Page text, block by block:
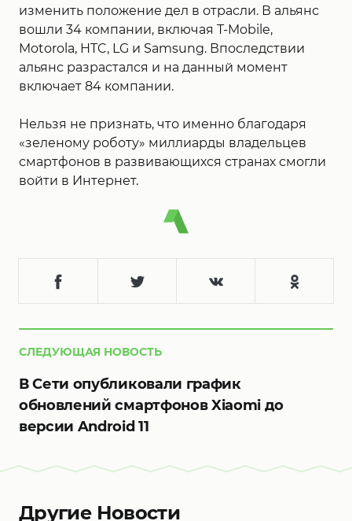
изменить положение дел в отрасли. В альянс
вошли 34 компании, включая T-Mobile,
Motorola, HTC, LG и Samsung. Впоследствии
альянс разрастался и на данный момент
включает 84 компании.
Нельзя не признать, что именно благодаря
«зеленому роботу» миллиарды владельцев
смартфонов в развивающихся странах смогли
войти в Интернет.
СЛЕДУЮЩАЯ НОВОСТЬ
В Сети опубликовали график
обновлений смартфонов Xiaomi до
версии Android 11
Другие Новости